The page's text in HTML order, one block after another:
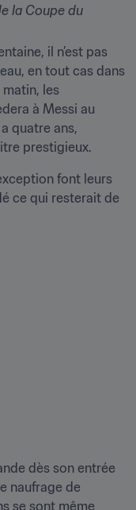
la Coupe du
il n’est pas
en tout cas dans
les
à Messi au
quatre ans,
prestigieux.
font leurs
ce qui resterait de
dès son entrée
naufrage de
se sont même